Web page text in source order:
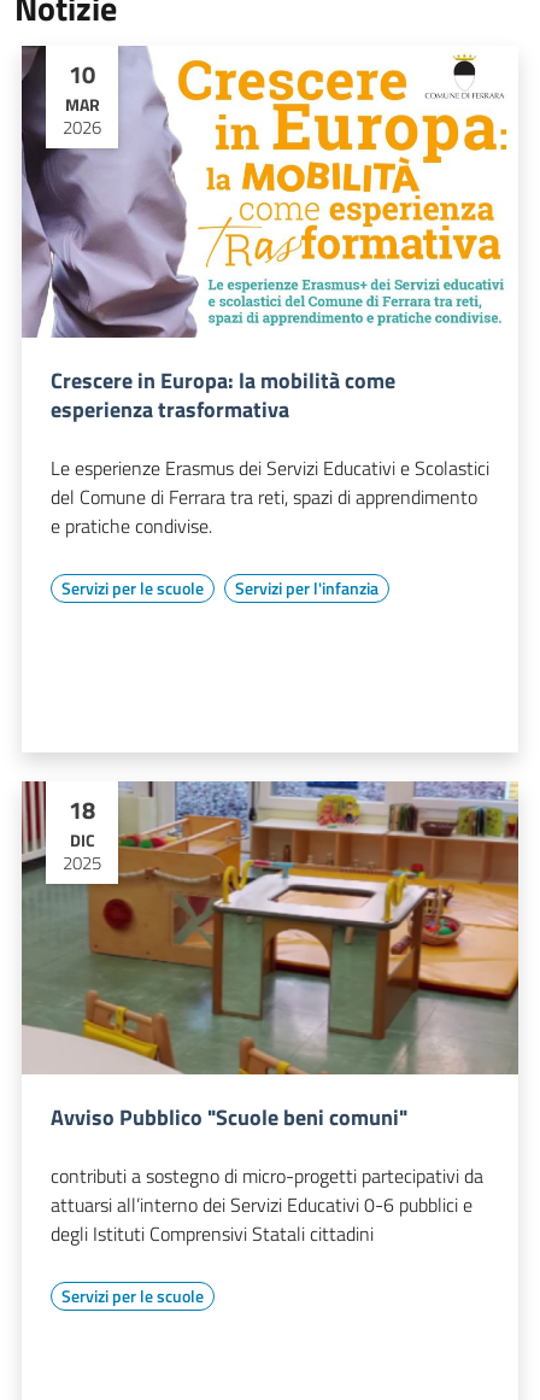
10
MAR
2026
Crescere in Europa: la mobilità come
esperienza trasformativa
Le esperienze Erasmus dei Servizi Educativi e Scolastici
del Comune di Ferrara tra reti, spazi di apprendimento
e pratiche condivise.
Servizi per le scuole Servizi per l'infanzia
18
DIC
2025
Avviso Pubblico "Scuole beni comuni"
contributi a sostegno di micro-progetti partecipativi da
attuarsi all’interno dei Servizi Educativi 0-6 pubblici e
degli Istituti Comprensivi Statali cittadini
Servizi per le scuole